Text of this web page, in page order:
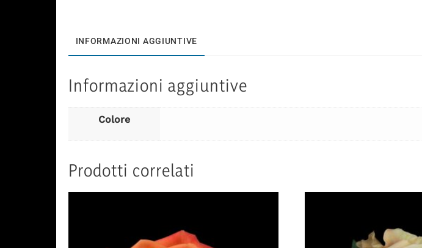
INFORMAZIONI AGGIUNTIVE
Informazioni aggiuntive
Colore
Prodotti correlati